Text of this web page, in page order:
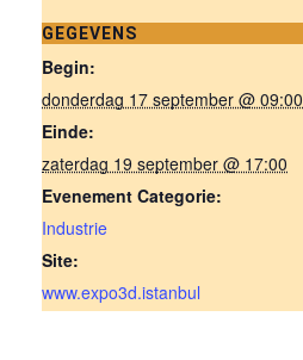
GEGEVENS
Begin:
donderdag 17 september @ 09:00
Einde:
zaterdag 19 september @ 17:00
Evenement Categorie:
Industrie
Site:
www.expo3d.istanbul